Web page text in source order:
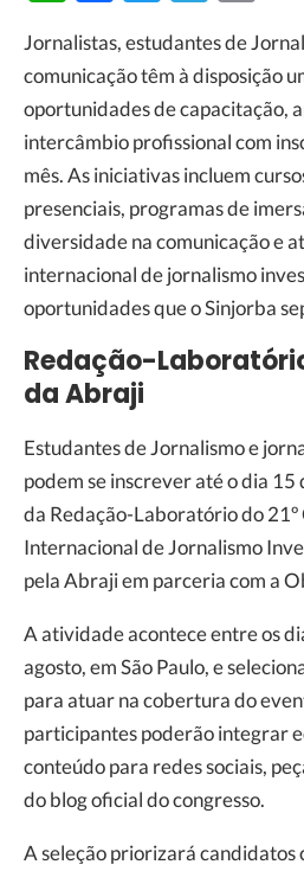
Jornalistas, estudantes de
comunicação têm à disposição
oportunidades de capacitação,
intercâmbio profissional com
mês. As iniciativas incluem
presenciais, programas de
diversidade na comunicação e
internacional de jornalismo
oportunidades que o Sinjorba
Redação-
da Abraji
Estudantes de Jornalismo e
podem se inscrever até o dia
da Redação-Laboratório do 21º
Internacional de Jornalismo
pela Abraji em parceria com a
A atividade acontece entre os
agosto, em São Paulo, e
para atuar na cobertura do
participantes poderão integrar
conteúdo para redes sociais,
do blog oficial do congresso.
A seleção priorizará candidatos